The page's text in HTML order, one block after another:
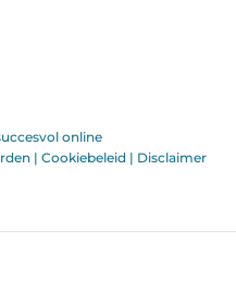
online
|Cookiebeleid | Disclaimer